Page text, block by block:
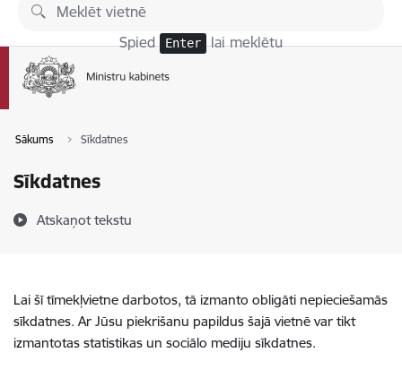
Pāriet uz lapas saturu
Spied Enter lai meklētu
Sākums Sīkdatnes
Sīkdatnes
Atskaņot tekstu
Lai šī tīmekļvietne darbotos, tā izmanto obligāti nepieciešamās
sīkdatnes. Ar Jūsu piekrišanu papildus šajā vietnē var tikt
izmantotas statistikas un sociālo mediju sīkdatnes.